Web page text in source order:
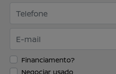
Financiamento?
Negociar usado